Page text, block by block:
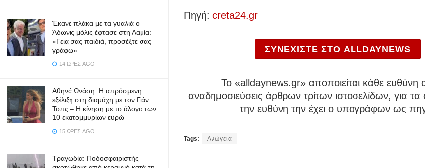
Έκανε πλάκα με τα γυαλιά ο
Άδωνις μόλις έφτασε στη Λαμία:
«Γεια σας παιδιά, προσέξτε σας
γράφω»
14 ΏΡΕΣ AGO
Αθηνά Ωνάση: Η απρόσμενη
εξέλιξη στη διαμάχη με τον Γιάν
Τοπς – Η κίνηση με το άλογο των
10 εκατομμυρίων ευρώ
15 ΏΡΕΣ AGO
Τραγωδία: Ποδοσφαιριστής
Πηγή: creta24.gr
ΣΥΝΕΧΙΣΤΕ ΣΤΟ ALLDAYNEWS
To «alldaynews.gr» αποποιείται κάθε ευθύνη
αναδημοσιεύσεις άρθρων τρίτων ιστοσελίδων, για
την ευθύνη την έχει ο υπογράφων ως
Tags: Ανώγεια